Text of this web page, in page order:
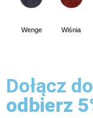
Wenge Wiśnia
Dołącz
odbierz